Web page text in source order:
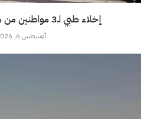
إخلاء طبي لـ3 مواطنين من مصر إلى المملكة
أغسطس 6, 2026